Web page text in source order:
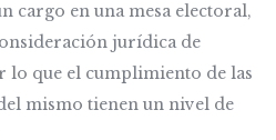
cargo en una mesa electoral,
jurídica de
que el cumplimiento de las
mismo tienen un nivel de